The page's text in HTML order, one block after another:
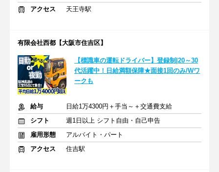
アクセス
天王寺駅
有限会社西都【大阪市住吉区】
【標識車の運転ドライバー】登録制|20～30
代活躍中！日給満額保障★面接1回のみ/Wワ
ークも
給与
日給1万4300円＋手当～＋交通費支給
シフト
週1日以上 シフト自由・自己申告
雇用形態
アルバイト・パート
アクセス
住吉駅